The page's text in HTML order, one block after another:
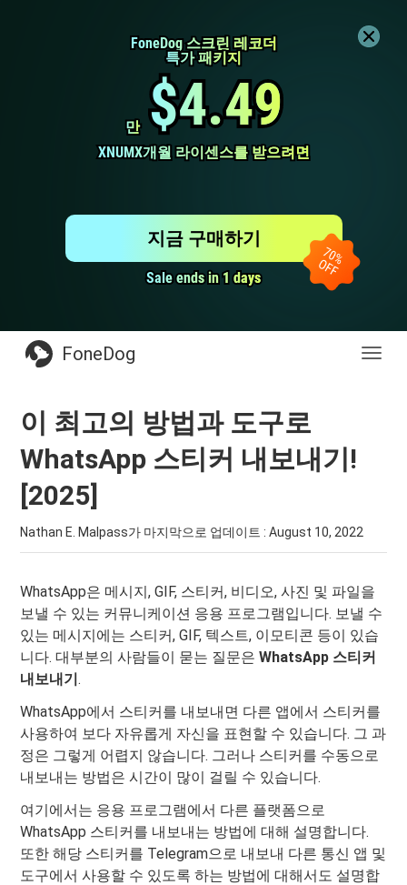
FoneDog 스크린 레코더
FoneDog 스크린 레코더
특가 패키지
특가 패키지
만
만 $4.49
$4.49
XNUMX개월 라이센스를 받으려면
XNUMX개월 라이센스를 받으려면
Sale ends in 1 days
Sale ends in 1 days
지금 구매하기
전
FoneDog
이 최고의 방법과 도구로
WhatsApp 스티커 내보내기!
[2025]
Nathan E. Malpass가 마지막으로 업데이트 :August 10, 2022
WhatsApp은 메시지, GIF, 스티커, 비디오, 사진 및 파일을
보낼 수 있는 커뮤니케이션 응용 프로그램입니다. 보낼 수
있는 메시지에는 스티커, GIF, 텍스트, 이모티콘 등이 있습
니다. 대부분의 사람들이 묻는 질문은 WhatsApp 스티커
내보내기.
WhatsApp에서 스티커를 내보내면 다른 앱에서 스티커를
사용하여 보다 자유롭게 자신을 표현할 수 있습니다. 그 과
정은 그렇게 어렵지 않습니다. 그러나 스티커를 수동으로
내보내는 방법은 시간이 많이 걸릴 수 있습니다.
여기에서는 응용 프로그램에서 다른 플랫폼으로
WhatsApp 스티커를 내보내는 방법에 대해 설명합니다.
또한 해당 스티커를 Telegram으로 내보내 다른 통신 앱 및
도구에서 사용할 수 있도록 하는 방법에 대해서도 설명합